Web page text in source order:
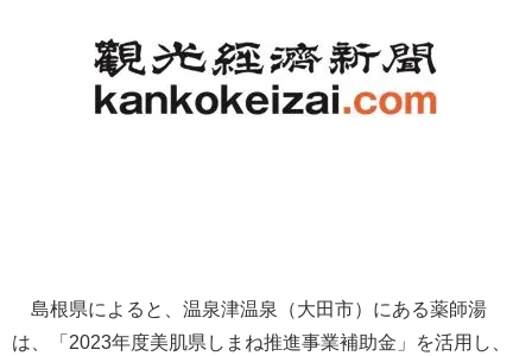
島根県によると、温泉津温泉（大田市）にある薬師湯
は、「2023年度美肌県しまね推進事業補助金」を活用し、